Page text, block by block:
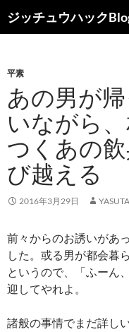
ン
ツ
ス
キ
ッ
ジッチュウハック
索
平素
あの男が
いながら
つくあの
び越える
2016年3月29日
前々からのお誘いがあ
した。或る男が都会暮
というので、「ふーん
迎してやれよ。
諸般の事情でまだ詳し